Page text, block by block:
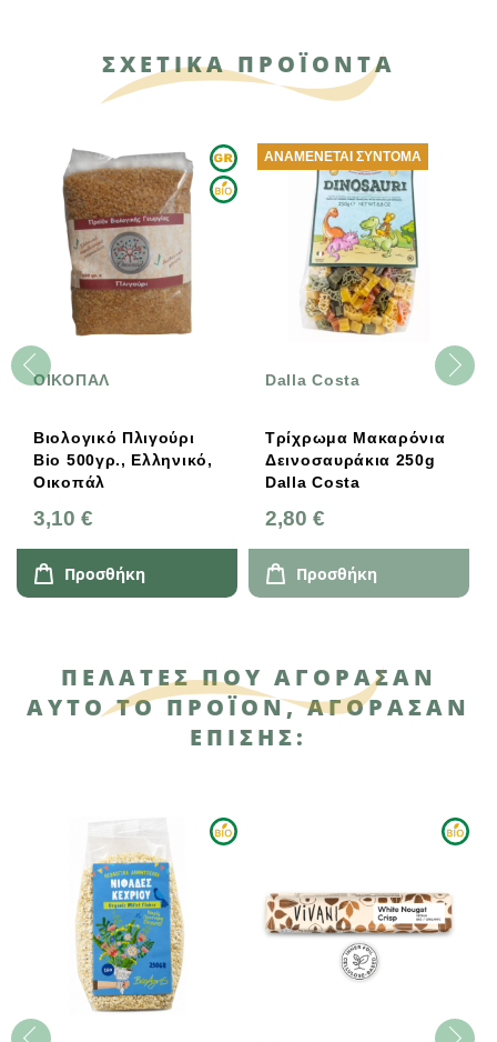
ΣΧΕΤΙΚΑ ΠΡΟΪΟΝΤΑ
ΟΙΚΟΠΑΛ
Βιολογικό Πλιγούρι
Bio 500γρ., Ελληνικό,
Οικοπάλ
3,10 €
Προσθήκη
Dalla Costa
Τρίχρωμα Μακαρόνια
Δεινοσαυράκια 250g
Dalla Costa
2,80 €
ΑΝΑΜΈΝΕΤΑΙ ΣΎΝΤΟΜΑ
Προσθήκη
ΠΕΛΆΤΕΣ ΠΟΥ ΑΓΌΡΑΣΑΝ
ΑΥΤΌ ΤΟ ΠΡΟΪΌΝ, ΑΓΌΡΑΣΑΝ
ΕΠΊΣΗΣ: